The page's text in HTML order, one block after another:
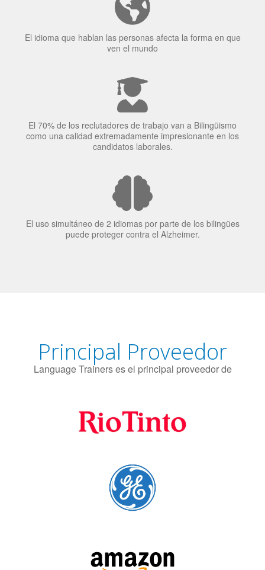
Tener fluidez en dos idiomas mejora la capacidad de
concentración de una persona.
El idioma que hablan las personas afecta la forma en que
ven el mundo
El 70% de los reclutadores de trabajo van a Bilingüismo
como una calidad extremadamente impresionante en los
candidatos laborales.
Principal Proveedor
Language Trainers es el principal proveedor de